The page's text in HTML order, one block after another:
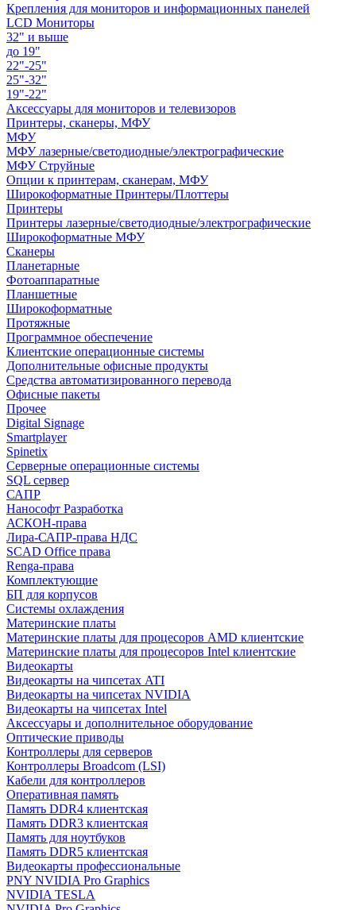
Крепления для мониторов и информационных панелей
LCD Мониторы
32" и выше
до 19"
22"-25"
25"-32"
19"-22"
Аксессуары для мониторов и телевизоров
Принтеры, сканеры, МФУ
МФУ
МФУ лазерные/светодиодные/электрографические
МФУ Струйные
Опции к принтерам, сканерам, МФУ
Широкоформатные Принтеры/Плоттеры
Принтеры
Принтеры лазерные/светодиодные/электрографические
Широкоформатные МФУ
Сканеры
Планетарные
Фотоаппаратные
Планшетные
Широкоформатные
Протяжные
Программное обеспечение
Клиентские операционные системы
Дополнительные офисные продукты
Средства автоматизированного перевода
Офисные пакеты
Прочее
Digital Signage
Smartplayer
Spinetix
Серверные операционные системы
SQL сервер
САПР
Нанософт Разработка
АСКОН-права
Лира-САПР-права НДС
SCAD Office права
Renga-права
Комплектующие
БП для корпусов
Системы охлаждения
Материнские платы
Материнские платы для процесоров AMD клиентские
Материнские платы для процесоров Intel клиентские
Видеокарты
Видеокарты на чипсетах ATI
Видеокарты на чипсетах NVIDIA
Видеокарты на чипсетах Intel
Аксессуары и дополнительное оборудование
Оптические приводы
Контроллеры для серверов
Контроллеры Broadcom (LSI)
Кабели для контроллеров
Оперативная память
Память DDR4 клиентская
Память DDR3 клиентская
Память для ноутбуков
Память DDR5 клиентская
Видеокарты профессиональные
PNY NVIDIA Pro Graphics
NVIDIA TESLA